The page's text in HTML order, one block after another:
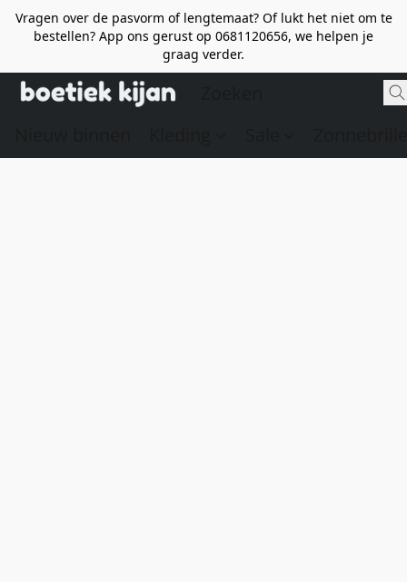
Vragen over de pasvorm of lengtemaat? Of lukt het niet om te
bestellen? App ons gerust op 0681120656, we helpen je
graag verder.